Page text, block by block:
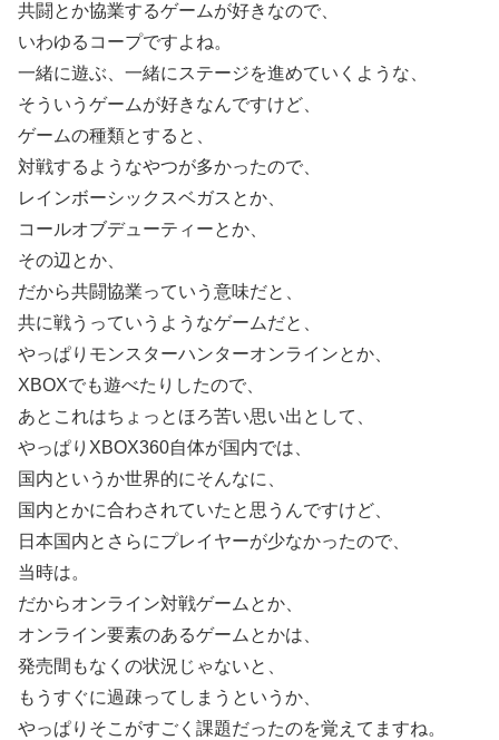
共闘とか協業するゲームが好きなので、
いわゆるコープですよね。
一緒に遊ぶ、一緒にステージを進めていくような、
そういうゲームが好きなんですけど、
ゲームの種類とすると、
対戦するようなやつが多かったので、
レインボーシックスベガスとか、
コールオブデューティーとか、
その辺とか、
だから共闘協業っていう意味だと、
共に戦うっていうようなゲームだと、
やっぱりモンスターハンターオンラインとか、
XBOXでも遊べたりしたので、
あとこれはちょっとほろ苦い思い出として、
やっぱりXBOX360自体が国内では、
国内というか世界的にそんなに、
国内とかに合わされていたと思うんですけど、
日本国内とさらにプレイヤーが少なかったので、
当時は。
だからオンライン対戦ゲームとか、
オンライン要素のあるゲームとかは、
発売間もなくの状況じゃないと、
もうすぐに過疎ってしまうというか、
やっぱりそこがすごく課題だったのを覚えてますね。